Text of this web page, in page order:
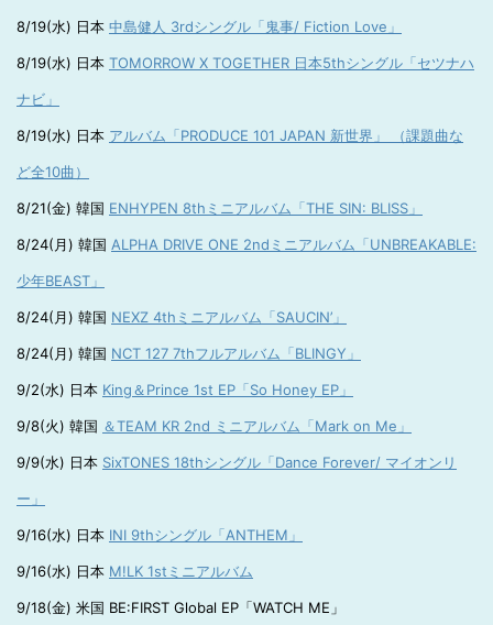
8/19(水) 日本 中島健人 3rdシングル「鬼事/ Fiction Love」
8/19(水) 日本 TOMORROW X TOGETHER 日本5thシングル「セツナハ
ナビ」
8/19(水) 日本 アルバム「PRODUCE 101 JAPAN 新世界」 （課題曲な
ど全10曲）
8/21(金) 韓国 ENHYPEN 8thミニアルバム「THE SIN: BLISS」
8/24(月) 韓国 ALPHA DRIVE ONE 2ndミニアルバム「UNBREAKABLE:
少年BEAST」
8/24(月) 韓国 NEXZ 4thミニアルバム「SAUCIN’」
8/24(月) 韓国 NCT 127 7thフルアルバム「BLINGY」
9/2(水) 日本 King＆Prince 1st EP「So Honey EP」
9/8(火) 韓国 ＆TEAM KR 2nd ミニアルバム「Mark on Me」
9/9(水) 日本 SixTONES 18thシングル「Dance Forever/ マイオンリ
ー」
9/16(水) 日本 INI 9thシングル「ANTHEM」
9/16(水) 日本 M!LK 1stミニアルバム
9/18(金) 米国 BE:FIRST Global EP「WATCH ME」